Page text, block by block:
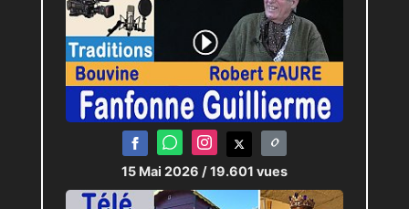
15 Mai 2026 / 19.601 vues